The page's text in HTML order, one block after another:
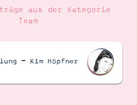
aus der Kategorie
Team
– Kim Höpfner